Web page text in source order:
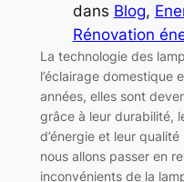
dans Blog,
Rénovation
La technologie des
l’éclairage domestique
années, elles sont
grâce à leur durabilité,
d’énergie et leur
nous allons passer en
inconvénients de la